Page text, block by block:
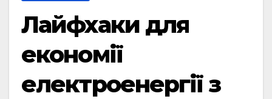
Лайфхаки для
економії
електроенергії з